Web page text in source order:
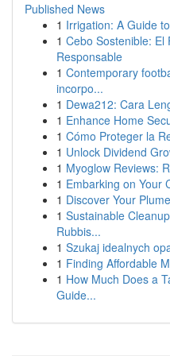
Published News
1 Irrigation: A Guide
1 Cebo Sostenible: El
Responsable
1 Contemporary
incorpo...
1 Dewa212: Cara
1 Enhance Home
1 Cómo Proteger la
1 Unlock Dividend
1 Myoglow Reviews:
1 Embarking on Your
1 Discover Your
1 Sustainable
Rubbis...
1 Szukaj idealnych
1 Finding Affordable
1 How Much Does a
Guide...